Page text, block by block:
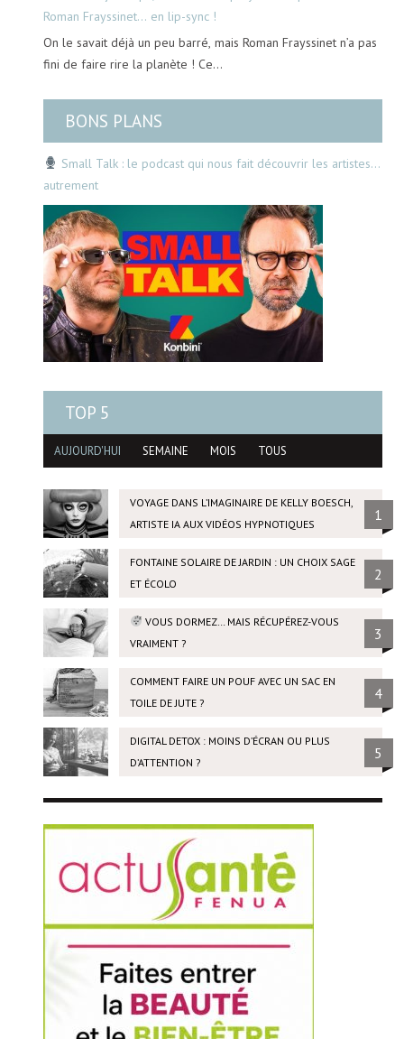
Roman Frayssinet… en lip-sync !
On le savait déjà un peu barré, mais Roman Frayssinet n’a pas
fini de faire rire la planète ! Ce…
BONS PLANS
Small Talk : le podcast qui nous fait découvrir les artistes…
autrement
TOP 5
AUJOURD'HUI SEMAINE MOIS TOUS
VOYAGE DANS L’IMAGINAIRE DE KELLY BOESCH,
ARTISTE IA AUX VIDÉOS HYPNOTIQUES
1
FONTAINE SOLAIRE DE JARDIN : UN CHOIX SAGE
ET ÉCOLO
2
VOUS DORMEZ… MAIS RÉCUPÉREZ-VOUS
VRAIMENT ?
3
COMMENT FAIRE UN POUF AVEC UN SAC EN
TOILE DE JUTE ?
4
DIGITAL DETOX : MOINS D’ÉCRAN OU PLUS
D’ATTENTION ?
5